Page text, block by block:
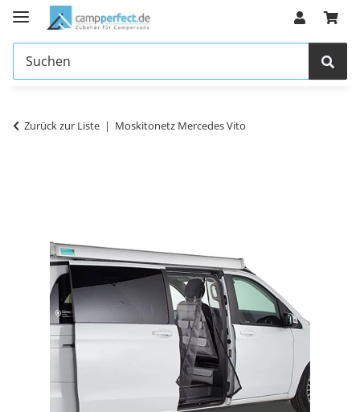
Zurück zur Liste Moskitonetz Mercedes Vito